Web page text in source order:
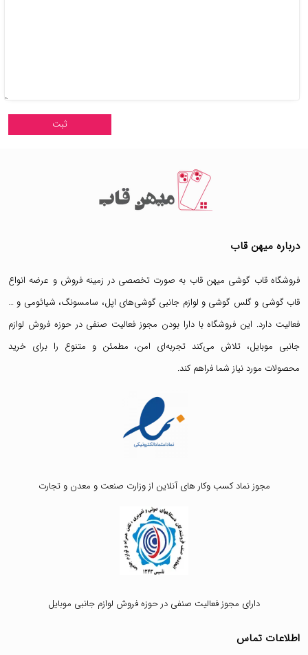
درباره میهن قاب
فروشگاه قاب گوشی میهن قاب به صورت تخصصی در زمینه فروش و عرضه انواع
قاب گوشی وگلس گوشی و لوازم جانبی گوشی‌های اپل، سامسونگ، شیائومی و …
فعالیت دارد. این فروشگاه با دارا بودن مجوز فعالیت صنفی در حوزه فروش لوازم
جانبی موبایل، تلاش می‌کند تجربه‌ای امن، مطمئن و متنوع را برای خرید
محصولات مورد نیاز شما فراهم کند.
مجوز نماد کسب وکار های آنلاین از وزارت صنعت و معدن و تجارت
دارای مجوز فعالیت صنفی در حوزه فروش لوازم جانبی موبایل
اطلاعات تماس